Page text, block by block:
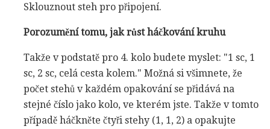
Sklouznout steh pro připojení.
Porozumění tomu, jak růst háčkování kruhu
Takže v podstatě pro 4. kolo budete myslet: "1 sc, 1
sc, 2 sc, celá cesta kolem." Možná si všimnete, že
počet stehů v každém opakování se přidává na
stejné číslo jako kolo, ve kterém jste. Takže v tomto
případě háčkněte čtyři stehy (1, 1, 2) a opakujte